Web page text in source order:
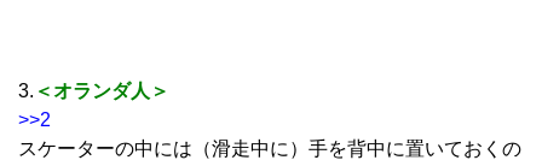
3. ＜オランダ人＞
>>2
スケーターの中には（滑走中に）手を背中に置いておくの